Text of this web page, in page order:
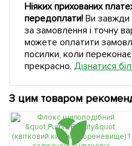
Ніяких прихованих
передоплати!Ви завжди
за замовлення і точну
можете оплатити
посилки, коли
прекрасно. Дізнатися
З цим товаром